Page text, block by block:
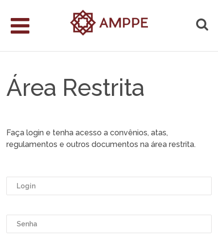
Área Restrita
Faça login e tenha acesso a convênios, atas,
regulamentos e outros documentos na área restrita.